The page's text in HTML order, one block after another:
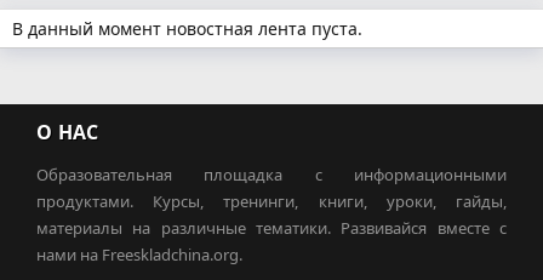
В данный момент новостная лента пуста.
О НАС
Образовательная площадка с информационными
продуктами. Курсы, тренинги, книги, уроки, гайды,
материалы на различные тематики. Развивайся вместе с
нами на Freeskladchina.org.